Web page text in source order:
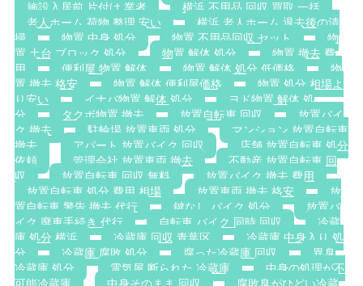
施設入居前 片付け 業者
横浜 不用品 回収 買取 一括
老人ホーム 荷物 整理 安い
横浜 老人ホーム 退去後の清
掃
物置 中身 処分 物置 不用品回収 セット
物
置 土台 ブロック 処分
物置 解体 処分
物置 撤去 費
用
便利屋 物置 解体 物置 解体 処分 低価格
物
置 撤去 格安
物置 解体 便利屋価格
物置 処分 相場よ
り安い
イナバ物置 解体 処分
ヨド物置 解体 処
分
タクボ物置 撤去 放置自転車 回収
放置バイ
ク 撤去
駐輪場 放置車両 処分
マンション 放置自転車
撤去
アパート 放置バイク 回収
店舗 放置自転車 処分
依頼
管理会社 放置車両 撤去
不動産 放置自転車 回
収
放置自転車 回収 無料
放置バイク 撤去 費用
放置自転車 処分 費用 相場
放置車両 撤去 格安
放
置自転車 警告 撤去 代行
鍵なし バイク 処分
放置バ
イク 廃車手続き 代行
自転車 バイク 同時 回収
冷蔵
庫 処分 横浜
冷蔵庫 回収 青葉区
冷蔵庫 中身入り 処
分
冷蔵庫 腐敗 処分 腐った冷蔵庫 回収
異臭
冷蔵庫 処分
電気屋 断られた 冷蔵庫
中身の処理が不